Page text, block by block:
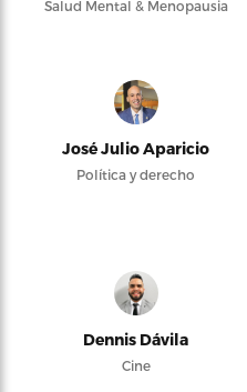
Salud Mental & Menopausia
José Julio Aparicio
Política y derecho
Dennis Dávila
Cine